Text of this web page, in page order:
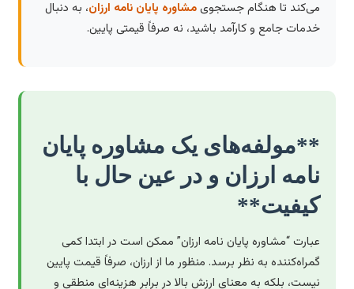
می‌کند تا هنگام جستجویمشاوره پایان نامه ارزان ، به دنبال
خدمات جامع و کارآمد باشید، نه صرفاً قیمتی پایین.
**مولفه‌های یک مشاوره پایان
نامه ارزان و در عین حال با
کیفیت**
عبارت “مشاوره پایان نامه ارزان” ممکن است در ابتدا کمی
گمراه‌کننده به نظر برسد. منظور ما از ارزان، صرفاً قیمت پایین
نیست، بلکه به معنای ارزش بالا در برابر هزینه‌ای منطقی و